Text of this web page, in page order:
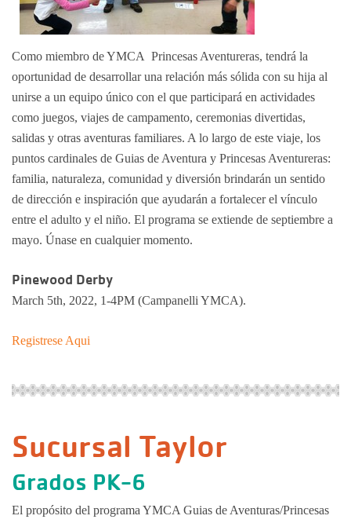
Como miembro de YMCA Princesas Aventureras, tendrá la
oportunidad de desarrollar una relación más sólida con su hija al
unirse a un equipo único con el que participará en actividades
como juegos, viajes de campamento, ceremonias divertidas,
salidas y otras aventuras familiares. A lo largo de este viaje, los
puntos cardinales de Guias de Aventura y Princesas Aventureras:
familia, naturaleza, comunidad y diversión brindarán un sentido
de dirección e inspiración que ayudarán a fortalecer el vínculo
entre el adulto y el niño. El programa se extiende de septiembre a
mayo. Únase en cualquier momento.
Pinewood Derby
March 5th, 2022, 1-4PM (Campanelli YMCA).
Registrese Aqui
Sucursal Taylor
Grados PK-6
El propósito del programa YMCA Guias de Aventuras/Princesas